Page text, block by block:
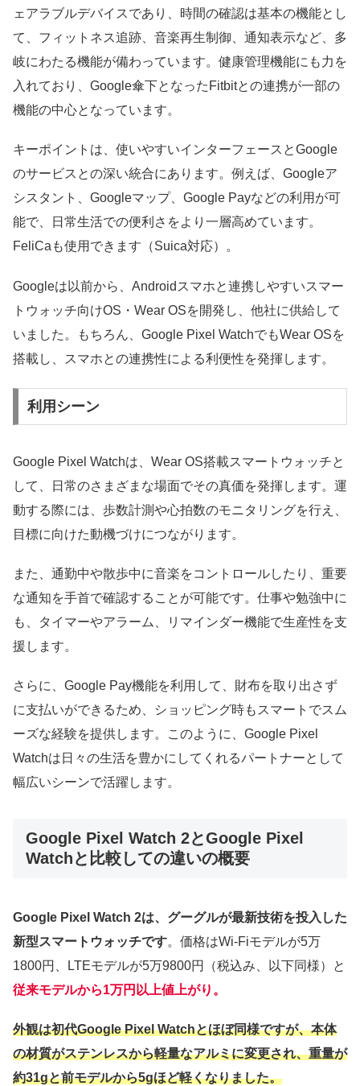
ェアラブルデバイスであり、時間の確認は基本の機能とし
て、フィットネス追跡、音楽再生制御、通知表示など、多
岐にわたる機能が備わっています。健康管理機能にも力を
入れており、Google傘下となったFitbitとの連携が一部の
機能の中心となっています。
キーポイントは、使いやすいインターフェースとGoogle
のサービスとの深い統合にあります。例えば、Googleア
シスタント、Googleマップ、Google Payなどの利用が可
能で、日常生活での便利さをより一層高めています。
FeliCaも使用できます（Suica対応）。
Googleは以前から、Androidスマホと連携しやすいスマー
トウォッチ向けOS・Wear OSを開発し、他社に供給して
いました。もちろん、Google Pixel WatchでもWear OSを
搭載し、スマホとの連携性による利便性を発揮します。
利用シーン
Google Pixel Watchは、Wear OS搭載スマートウォッチと
して、日常のさまざまな場面でその真価を発揮します。運
動する際には、歩数計測や心拍数のモニタリングを行え、
目標に向けた動機づけにつながります。
また、通勤中や散歩中に音楽をコントロールしたり、重要
な通知を手首で確認することが可能です。仕事や勉強中に
も、タイマーやアラーム、リマインダー機能で生産性を支
援します。
さらに、Google Pay機能を利用して、財布を取り出さず
に支払いができるため、ショッピング時もスマートでスム
ーズな経験を提供します。このように、Google Pixel
Watchは日々の生活を豊かにしてくれるパートナーとして
幅広いシーンで活躍します。
Google Pixel Watch 2とGoogle Pixel
Watchと比較しての違いの概要
Google Pixel Watch 2は、グーグルが最新技術を投入した
新型スマートウォッチです。価格はWi-Fiモデルが5万
1800円、LTEモデルが5万9800円（税込み、以下同様）と
従来モデルから1万円以上値上がり。
外観は初代Google Pixel Watchとほぼ同様ですが、本体
の材質がステンレスから軽量なアルミに変更され、重量が
約31gと前モデルから5gほど軽くなりました。